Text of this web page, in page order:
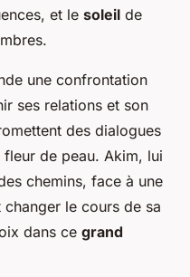
et le soleil de
une confrontation
ses relations et son
des dialogues
de peau. Akim, lui
chemins, face à une
le cours de sa
dans ce grand